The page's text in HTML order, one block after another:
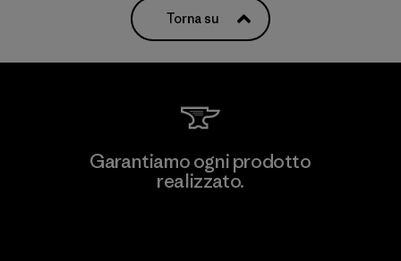
Torna su
Garantiamo ogni prodotto
realizzato.